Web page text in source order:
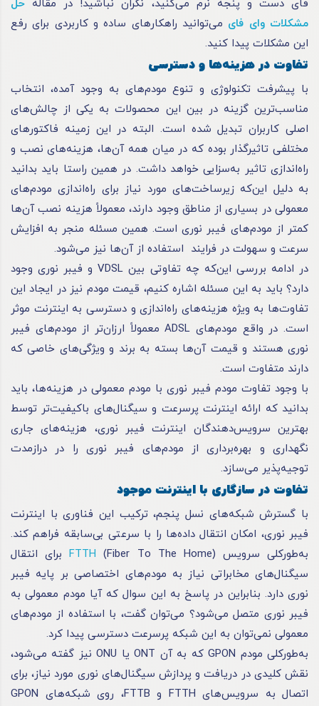
فای دست و پنجه نرم می‌کنید، نگران نباشید! در مقاله حل
مشکلات وای فای می‌توانید راهکارهای ساده و کاربردی برای رفع
این مشکلات پیدا کنید.
تفاوت در هزینه‌ها و دسترسی
با پیشرفت تکنولوژی و تنوع مودم‌های به وجود آمده، انتخاب
مناسب‌ترین گزینه در بین این محصولات به یکی از چالش‌های
اصلی کاربران تبدیل شده است. البته در این زمینه فاکتورهای
مختلفی تاثیرگذار بوده که در میان همه آن‌ها، هزینه‌های نصب و
راه‌اندازی تاثیر به‌سزایی خواهد داشت. در همین راستا باید بدانید
به دلیل این‌که زیرساخت‌های مورد نیاز برای راه‌اندازی مودم‌های
معمولی در بسیاری از مناطق وجود دارند، معمولاً هزینه نصب آن‌ها
کمتر از مودم‌های فیبر نوری است. همین مسئله منجر به افزایش
سرعت و سهولت در فرایند استفاده از آن‌ها نیز می‌شود.
در ادامه بررسی این‌که چه تفاوتی بین VDSL و فیبر نوری وجود
دارد؟ باید به این مسئله اشاره کنیم، قیمت مودم نیز در ایجاد این
تفاوت‌ها به ویژه هزینه‌های راه‌اندازی و دسترسی به اینترنت موثر
است. در واقع مودم‌های ADSL معمولاً ارزان‌تر از مودم‌های فیبر
نوری هستند و قیمت آن‌ها بسته به برند و ویژگی‌های خاصی که
دارند متفاوت است.
با وجود تفاوت مودم فیبر نوری با مودم معمولی در هزینه‌ها، باید
بدانید که ارائه اینترنت پرسرعت و سیگنال‌های باکیفیت‌تر توسط
بهترین سرویس‌دهندگان اینترنت فیبر نوری، هزینه‌های جاری
نگهداری و بهره‌برداری از مودم‌های فیبر نوری را در درازمدت
توجیه‌پذیر می‌سازد.
تفاوت در سازگاری با اینترنت موجود
با گسترش شبکه‌های نسل پنجم، ترکیب این فناوری با اینترنت
فیبر نوری، امکان انتقال داده‌ها را با سرعتی بی‌سابقه فراهم کند.
به‌طورکلی سرویس
FTTH(Fiber To The Home) برای انتقال
سیگنال‌های مخابراتی نیاز به مودم‌های اختصاصی بر پایه فیبر
نوری دارد. بنابراین در پاسخ به این سوال که آیا مودم معمولی به
فیبر نوری متصل می‌شود؟ می‌توان گفت، با استفاده از مودم‌های
معمولی نمی‌توان به این شبکه پرسرعت دسترسی پیدا کرد.
به‌طورکلی مودم GPON که به آن ONT یا ONU نیز گفته می‌شود،
نقش کلیدی در دریافت و پردازش سیگنال‌های نوری مورد نیاز، برای
اتصال به سرویس‌های FTTH و FTTB، روی شبکه‌های GPON